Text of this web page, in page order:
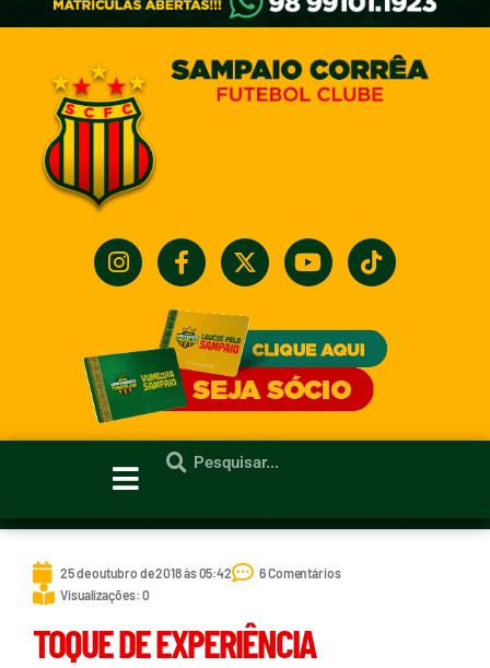
25 de outubro de 2018 às 05:42
6 Comentários
Visualizações: 0
TOQUE DE EXPERIÊNCIA